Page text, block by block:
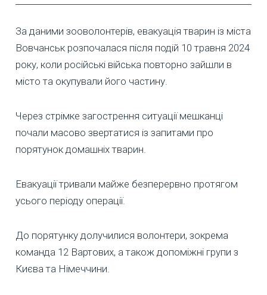
За даними зооволонтерів, евакуація тварин із міста
Вовчанськ розпочалася після подій 10 травня 2024
року, коли російські війська повторно зайшли в
місто та окупували його частину.
Через стрімке загострення ситуації мешканці
почали масово звертатися із запитами про
порятунок домашніх тварин.
Евакуації тривали майже безперервно протягом
усього періоду операції.
До порятунку долучилися волонтери, зокрема
команда 12 Вартових, а також допоміжні групи з
Києва та Німеччини.